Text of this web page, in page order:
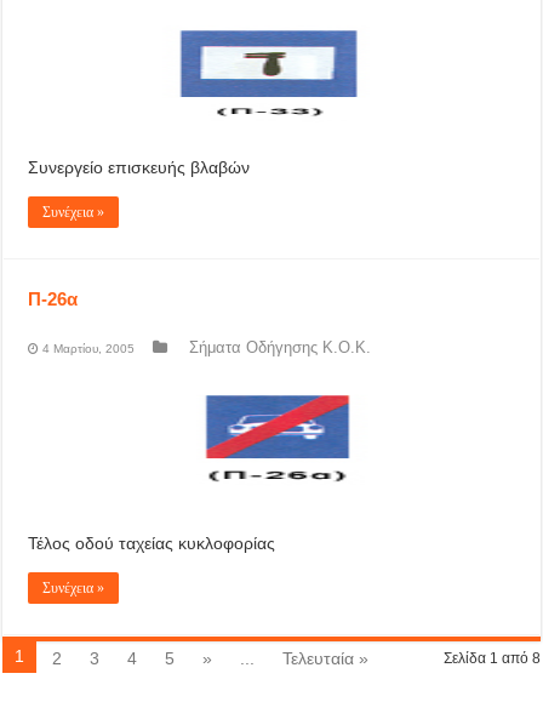
Συνεργείο επισκευής βλαβών
Συνέχεια »
Π-26α
4 Μαρτίου, 2005 Σήματα Οδήγησης Κ.Ο.Κ.
Τέλος οδού ταχείας κυκλοφορίας
Συνέχεια »
Σελίδα 1 από 8
1 2 3 4 5 » Τελευταία »